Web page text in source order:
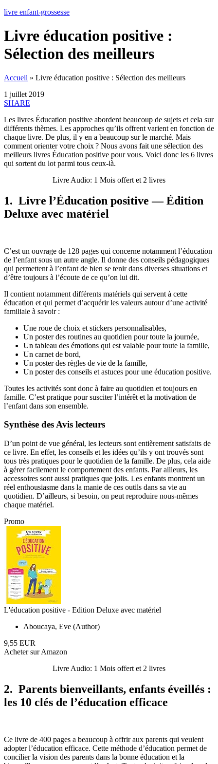
livre enfant-grossesse
Livre éducation positive :
Sélection des meilleurs
Accueil » Livre éducation positive : Sélection des meilleurs
1 juillet 2019
SHARE
Les livres Éducation positive abordent beaucoup de sujets et cela sur
différents thèmes. Les approches qu’ils offrent varient en fonction de
chaque livre. De plus, il y en a beaucoup sur le marché. Mais
comment orienter votre choix ? Nous avons fait une sélection des
meilleurs livres Éducation positive pour vous. Voici donc les 6 livres
qui sortent du lot parmi tous ceux-là.
Livre Audio: 1 Mois offert et 2 livres
1. Livre l’Éducation positive — Édition
Deluxe avec matériel
C’est un ouvrage de 128 pages qui concerne notamment l’éducation
de l’enfant sous un autre angle. Il donne des conseils pédagogiques
qui permettent à l’enfant de bien se tenir dans diverses situations et
d’être toujours à l’écoute de ce qu’on lui dit.
Il contient notamment différents matériels qui servent à cette
éducation et qui permet d’acquérir les valeurs autour d’une activité
familiale à savoir :
Une roue de choix et stickers personnalisables,
Un poster des routines au quotidien pour toute la journée,
Un tableau des émotions qui est valable pour toute la famille,
Un carnet de bord,
Un poster des règles de vie de la famille,
Un poster des conseils et astuces pour une éducation positive.
Toutes les activités sont donc à faire au quotidien et toujours en
famille. C’est pratique pour susciter l’intérêt et la motivation de
l’enfant dans son ensemble.
Synthèse des Avis lecteurs
D’un point de vue général, les lecteurs sont entièrement satisfaits de
ce livre. En effet, les conseils et les idées qu’ils y ont trouvés sont
tous très pratiques pour le quotidien de la famille. De plus, cela aide
à gérer facilement le comportement des enfants. Par ailleurs, les
accessoires sont aussi pratiques que jolis. Les enfants montrent un
réel enthousiasme dans la manie de ces outils dans sa vie au
quotidien. D’ailleurs, si besoin, on peut reproduire nous-mêmes
chaque matériel.
Promo
L'éducation positive - Edition Deluxe avec matériel
Aboucaya, Eve (Author)
9,55 EUR
Acheter sur Amazon
Livre Audio: 1 Mois offert et 2 livres
2. Parents bienveillants, enfants éveillés :
les 10 clés de l’éducation efficace
Ce livre de 400 pages a beaucoup à offrir aux parents qui veulent
adopter l’éducation efficace. Cette méthode d’éducation permet de
concilier la vision des parents dans la bonne éducation et la